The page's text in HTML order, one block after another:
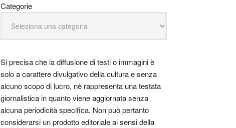
Categorie
Si precisa che la diffusione di testi o immagini è
solo a carattere divulgativo della cultura e senza
alcuno scopo di lucro, nè rappresenta una testata
giornalistica in quanto viene aggiornata senza
alcuna periodicità specifica. Non può pertanto
considerarsi un prodotto editoriale ai sensi della